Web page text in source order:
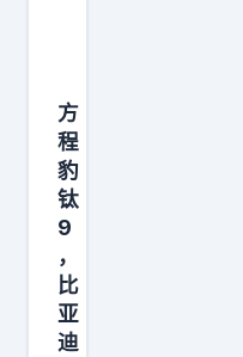
V
，
又
要
迎
来
重
量
方
程
豹
钛
9
，
比
亚
迪